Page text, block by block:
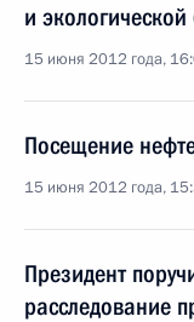
и
15 июня 2012 года,
Посещение
15 июня 2012 года,
Президент
расследование